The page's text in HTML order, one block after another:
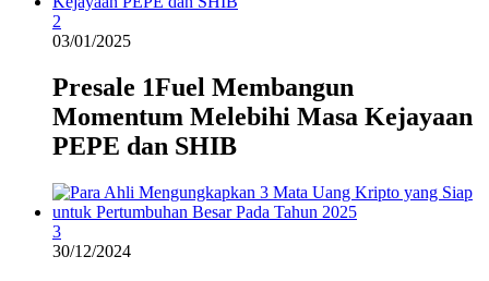
2
03/01/2025
Presale 1Fuel Membangun
Momentum Melebihi Masa Kejayaan
PEPE dan SHIB
3
30/12/2024